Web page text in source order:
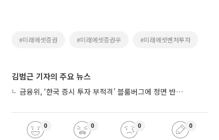
#미래에셋증권 #미래에셋증권우 #미래에셋벤처투자
김범근 기자의 주요 뉴스
금융위, ‘한국 증시 투자 부적격’ 블룸버그에 정면 반박…“근거 불분명”
0 0 0 0